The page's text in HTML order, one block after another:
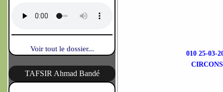
Voir tout le dossier...
TAFSIR Ahmad Bandé
010 25-03-